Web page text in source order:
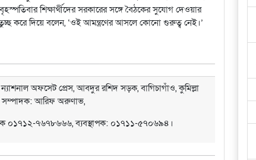
শিক্ষার্থীদের সরকারের সঙ্গে বৈঠকের সুযোগ দেওয়ার
করে দিয়ে বলেন, ‘ওই আমন্ত্রণের আসলে কোনো গুরুত্ব নেই।’
অফসেট প্রেস, আবদুর রশিদ সড়ক, বাগিচাগাঁও, কুমিল্লা
সম্পাদক: আরিফ অরুণাভ,
০১৭১২-৭৬৭৮৬৬৬, ব্যবস্থাপক: ০১৭১১-৫৭০৬৯৪।